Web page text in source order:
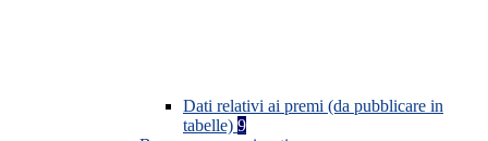
Dati relativi ai premi (da pubblicare in
tabelle) 9